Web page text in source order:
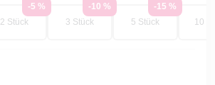
-5 %
2 Stück
-10 %
3 Stück
-15 %
5 Stück
10